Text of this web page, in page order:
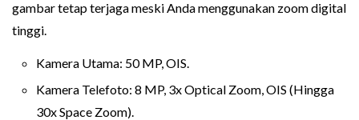
gambar tetap terjaga meski Anda menggunakan zoom digital
tinggi.
Kamera Utama: 50 MP, OIS.
Kamera Telefoto: 8 MP, 3x Optical Zoom, OIS (Hingga
30x Space Zoom).